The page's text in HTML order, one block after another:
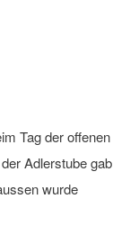
Tag der offenen
Adlerstube gab
wurde